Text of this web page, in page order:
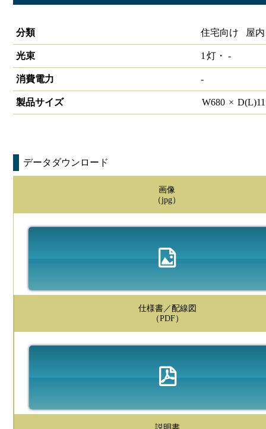
分類
住宅向け 屋
光束 1 灯・ -
消費電力 -
製品サイズ W680 × D(L)
データダウンロード
画像
（jpg）
仕様書／配線図
（PDF）
説明書